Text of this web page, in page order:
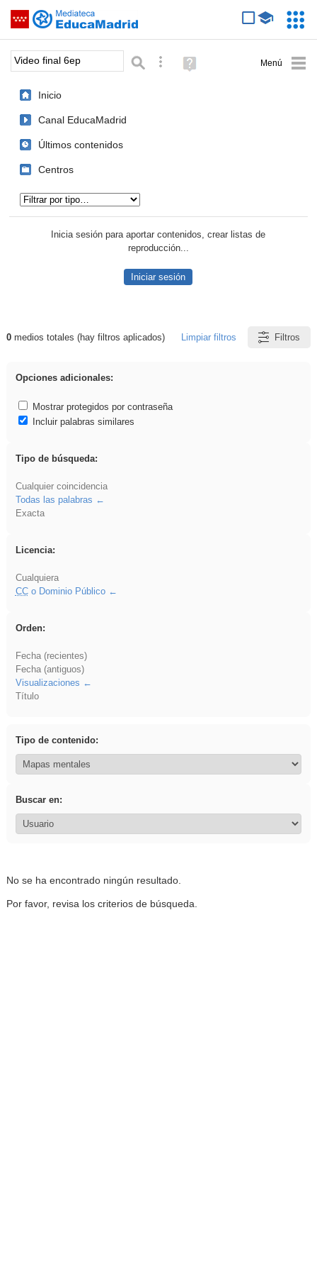
Saltar navegación
Palabra o frase: Búsqueda avanzada
Ayuda
(en
Inicio
Canal EducaMadrid
Últimos contenidos
Centros
Inicia sesión para aportar contenidos, crear listas de
reproducción...
Iniciar sesión
Resultados de: Video final 6ep
0medios totales (hay filtros aplicados) Limpiar filtros Filtros
Opciones adicionales:
Mostrar protegidos por contraseña
Incluir palabras similares
Tipo de búsqueda:
Cualquier coincidencia
Todas las palabras
Exacta
Licencia:
Cualquiera
CCo Dominio Público
Orden:
Fecha (recientes)
Fecha (antiguos)
Visualizaciones
Título
Tipo de contenido:
Buscar en:
No se ha encontrado ningún resultado.
Por favor, revisa los criterios de búsqueda.